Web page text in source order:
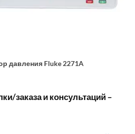
давления Fluke 2271A
заказа и консультаций –